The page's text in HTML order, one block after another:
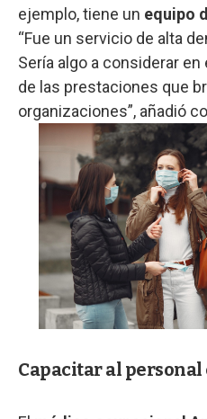
ejemplo, tiene un equipo
“Fue un servicio de alta
Sería algo a considerar
de las prestaciones que
organizaciones”, añadió
Capacitar al